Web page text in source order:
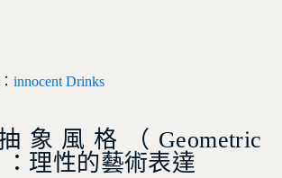
innocent Drinks
象風格（Geometric
：理性的藝術表達